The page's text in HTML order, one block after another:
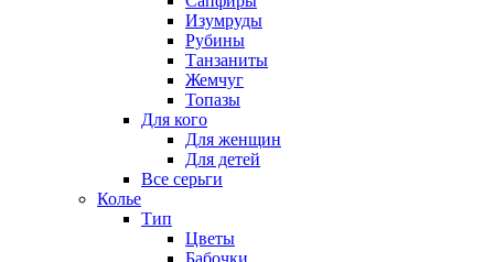
Изумруды
Рубины
Танзаниты
Жемчуг
Топазы
Для кого
Для женщин
Для детей
Все серьги
Колье
Тип
Цветы
Бабочки